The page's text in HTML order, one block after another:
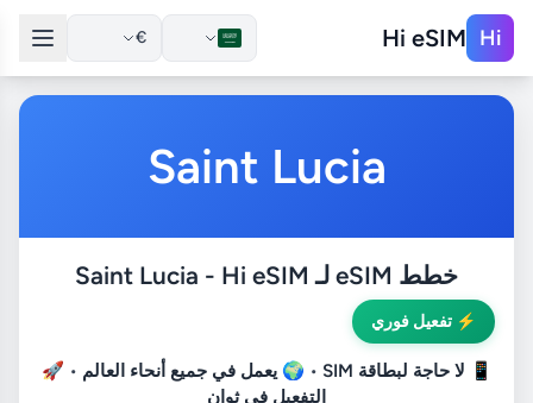
Hi
Hi eSIM
€
Saint Lucia
خطط eSIM لـ Saint Lucia - Hi eSIM
⚡ تفعيل فوري
📱 لا حاجة لبطاقة SIM • 🌍يعمل في جميع أنحاء العالم • 🚀
التفعيل في ثوانٍ